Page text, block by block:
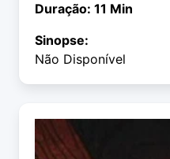
Duração: 11 Min
Sinopse:
Não Disponível